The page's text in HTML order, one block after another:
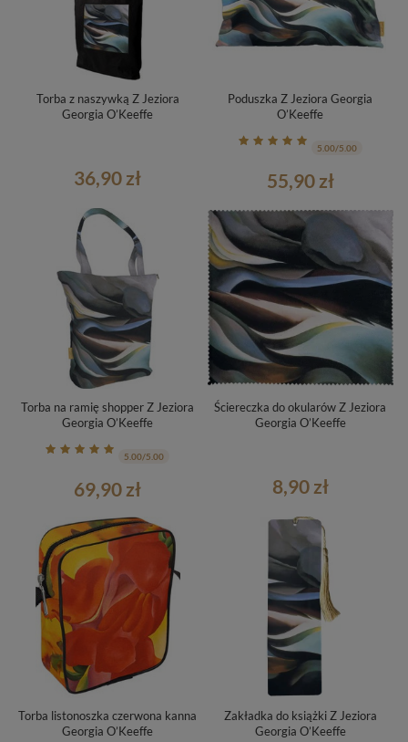
Torba z naszywką Z Jeziora
Georgia O’Keeffe
36,90 zł
Poduszka Z Jeziora Georgia
O’Keeffe
5.00/5.00
55,90 zł
Torba na ramię shopper Z Jeziora
Georgia O’Keeffe
5.00/5.00
69,90 zł
Ściereczka do okularów Z Jeziora
Georgia O’Keeffe
8,90 zł
Torba listonoszka czerwona kanna
Georgia O’Keeffe
Zakładka do książki Z Jeziora
Georgia O’Keeffe